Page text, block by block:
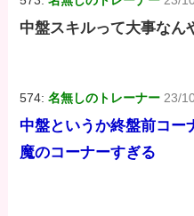
中盤スキルって大事なん
574:名無しのトレーナー 23/
中盤というか終盤前コー
魔のコーナーすぎる